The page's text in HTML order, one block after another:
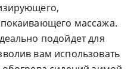
массажа.
подойдет для
вам использовать